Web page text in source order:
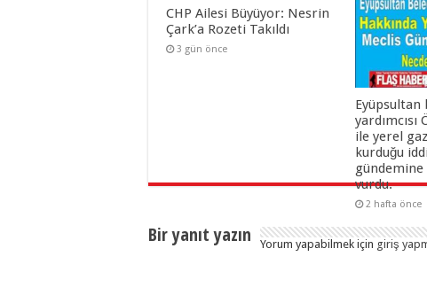
CHP Ailesi Büyüyor: Nesrin
Çark’a Rozeti Takıldı
3 gün önce
Eyüpsultan
ile yerel
kurduğu
gündemine
vurdu.
2 hafta önce
Bir yanıt yazın Yorum yapabilmek için giriş